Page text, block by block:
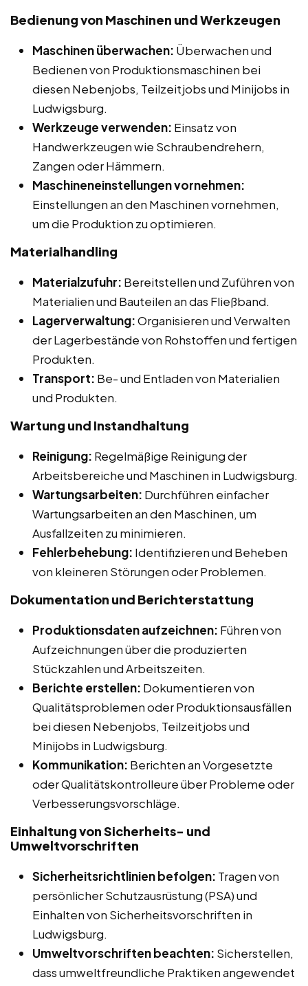
Bedienung von Maschinen und Werkzeugen
Maschinen überwachen: Überwachen und
Bedienen von Produktionsmaschinen bei
diesen Nebenjobs, Teilzeitjobs und Minijobs in
Ludwigsburg.
Werkzeuge verwenden: Einsatz von
Handwerkzeugen wie Schraubendrehern,
Zangen oder Hämmern.
Maschineneinstellungen vornehmen:
Einstellungen an den Maschinen vornehmen,
um die Produktion zu optimieren.
Materialhandling
Materialzufuhr: Bereitstellen und Zuführen von
Materialien und Bauteilen an das Fließband.
Lagerverwaltung:Organisieren und Verwalten
der Lagerbestände von Rohstoffen und fertigen
Produkten.
Transport: Be- und Entladen von Materialien
und Produkten.
Wartung und Instandhaltung
Reinigung: Regelmäßige Reinigung der
Arbeitsbereiche und Maschinen in Ludwigsburg.
Wartungsarbeiten: Durchführen einfacher
Wartungsarbeiten an den Maschinen, um
Ausfallzeiten zu minimieren.
Fehlerbehebung: Identifizieren und Beheben
von kleineren Störungen oder Problemen.
Dokumentation und Berichterstattung
Produktionsdaten aufzeichnen: Führen von
Aufzeichnungen über die produzierten
Stückzahlen und Arbeitszeiten.
Berichte erstellen: Dokumentieren von
Qualitätsproblemen oder Produktionsausfällen
bei diesen Nebenjobs, Teilzeitjobs und
Minijobs in Ludwigsburg.
Kommunikation: Berichten an Vorgesetzte
oder Qualitätskontrolleure über Probleme oder
Verbesserungsvorschläge.
Einhaltung von Sicherheits- und
Umweltvorschriften
Sicherheitsrichtlinien befolgen: Tragen von
persönlicher Schutzausrüstung (PSA) und
Einhalten von Sicherheitsvorschriften in
Ludwigsburg.
Umweltvorschriften beachten: Sicherstellen,
dass umweltfreundliche Praktiken angewendet